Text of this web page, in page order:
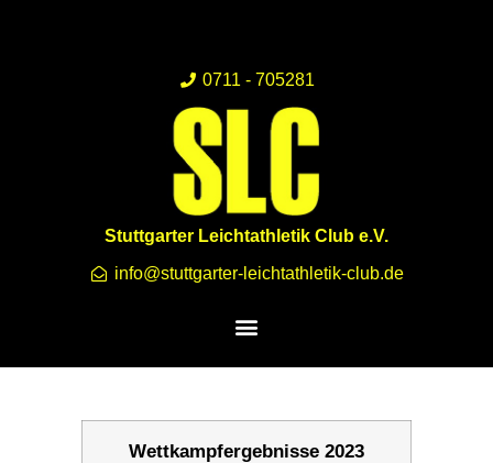
0711 - 705281
Stuttgarter Leichtathletik Club e.V.
info@stuttgarter-leichtathletik-club.de
Wettkampfergebnisse 2023